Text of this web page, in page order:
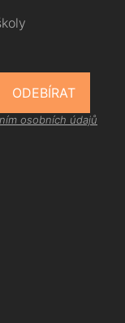
ODEBÍRAT
osobních údajů